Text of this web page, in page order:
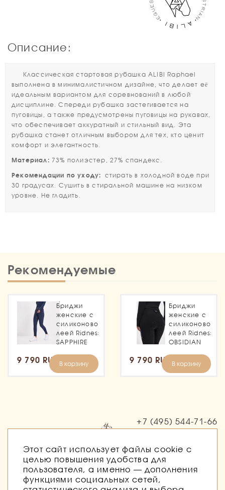
Описание:
Классическая стартовая рубашка ALIBI Raphael
выполнена в минималистичном дизайне, что делает её
идеальным вариантом для соревнований в любой
дисциплине. Спереди рубашка застегивается на
пуговицы, а также предусмотрены пуговицы на рукавах,
что обеспечивает аккуратный и стильный вид. Эта
рубашка станет отличным выбором для тех, кто ценит
комфорт и элегантность.
Материал: 73% полиэстер, 27% спандекс.
Рекомендации по уходу: стирать в холодной воде при
30 градусах. Сушить в стиральной машине на низком
уровне. Не гладить.
Рекомендуемые
Бриджи
женские с
силиконовой
леей Ridness
SAPPHIRE
9 790 RUB В корзину
Бриджи
женские с
силиконовой
леей Ridness
OBSIDIAN
9 790 RUB В корзину
+7 (495) 544-71-66
Этот сайт использует файлы cookie с
целью повышения удобства для
пользователя, а именно — дополнения
функциями социальных сетей,